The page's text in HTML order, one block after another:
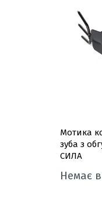
Мотика
зуба з
СИЛА
Немає